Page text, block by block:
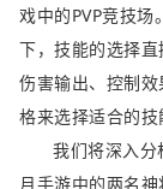
戏中的PVP竞技
下，技能的选择
伤害输出、控制
格来选择适合的技
我们将深入分
月手游中的两名神